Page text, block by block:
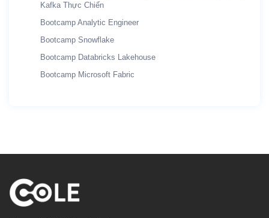
Kafka Thực Chiến
Bootcamp Analytic Engineer
Bootcamp Snowflake
Bootcamp Databricks Lakehouse
Bootcamp Microsoft Fabric